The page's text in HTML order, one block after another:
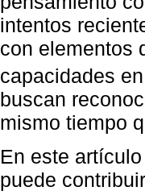
intentos
con elementos
capacidades
buscan
mismo tiempo
En este
puede